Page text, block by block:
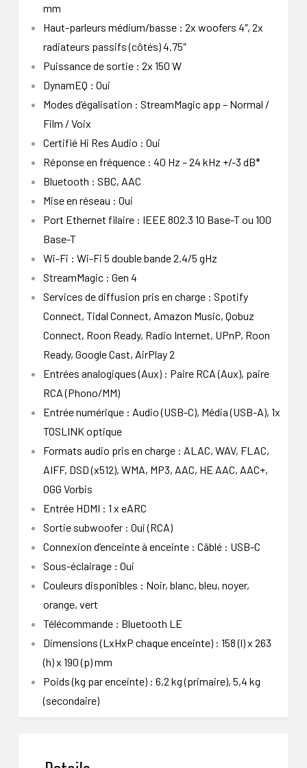
mm
Haut-parleurs médium/basse : 2x woofers 4″, 2x
radiateurs passifs (côtés) 4.75″
Puissance de sortie : 2x 150 W
DynamEQ : Oui
Modes d’égalisation : StreamMagic app – Normal /
Film / Voix
Certifié Hi Res Audio : Oui
Réponse en fréquence : 40 Hz – 24 kHz +/-3 dB*
Bluetooth : SBC, AAC
Mise en réseau : Oui
Port Ethernet filaire : IEEE 802.3 10 Base-T ou 100
Base-T
Wi-Fi : Wi-Fi 5 double bande 2.4/5 gHz
StreamMagic : Gen 4
Services de diffusion pris en charge : Spotify
Connect, Tidal Connect, Amazon Music, Qobuz
Connect, Roon Ready, Radio Internet, UPnP, Roon
Ready, Google Cast, AirPlay 2
Entrées analogiques (Aux) : Paire RCA (Aux), paire
RCA (Phono/MM)
Entrée numérique : Audio (USB-C), Média (USB-A), 1x
TOSLINK optique
Formats audio pris en charge : ALAC, WAV, FLAC,
AIFF, DSD (x512), WMA, MP3, AAC, HE AAC, AAC+,
OGG Vorbis
Entrée HDMI : 1 x eARC
Sortie subwoofer : Oui (RCA)
Connexion d’enceinte à enceinte : Câblé : USB-C
Sous-éclairage : Oui
Couleurs disponibles : Noir, blanc, bleu, noyer,
orange, vert
Télécommande : Bluetooth LE
Dimensions (LxHxP chaque enceinte) : 158 (l) x 263
(h) x 190 (p) mm
Poids (kg par enceinte) : 6,2 kg (primaire), 5,4 kg
(secondaire)